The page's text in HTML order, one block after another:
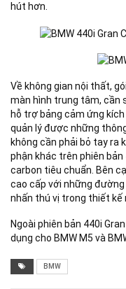
hút hơn.
Về không gian nội thất,
màn hình trung tâm, cần
hỗ trợ bảng cảm ứng
quản lý được những
không cần phải bỏ tay ra
phận khác trên phiên
carbon tiêu chuẩn. Bên
cao cấp với những
nhấn thú vị trong thiết kế
Ngoài phiên bản 440i
dụng cho BMW M5 và
BMW